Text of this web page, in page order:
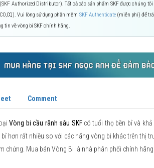
Authorized Distributor). Tất cả các sản phẩm SKF được chúng
Vui lòng sử dụng phần mềm SKF Authenticate(miễn phí) để
tin về vòng bi SKF chính hãng.
Comment
Vòng bi cầu rãnh sâu SKFcó tuổi thọ bền bỉ và khả
hơn rất nhiều so với các hãng vòng bi khác trên thị
chứng. Mua bán Vòng Bi là nhà phân phối chính